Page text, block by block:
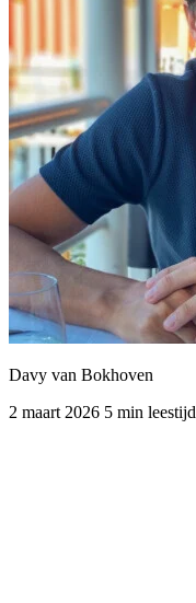
Davy van Bokhoven
2 maart 2026 5 min leestijd